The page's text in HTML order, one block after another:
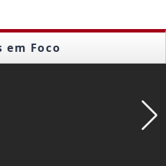
em Foco